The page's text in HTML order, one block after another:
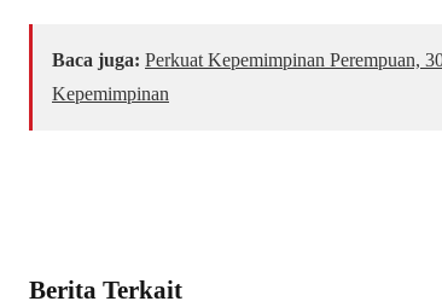
Baca juga: Perkuat Kepemimpinan Perempuan,
Kepemimpinan
Berita Terkait